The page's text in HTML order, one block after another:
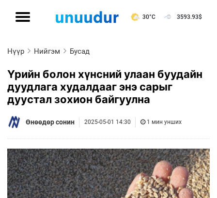
30°C 3593.93$
Нүүр Нийгэм Бусад
Үрийн болон хүнсний улаан буудайн
дуудлага худалдааг энэ сарыг
дуустал зохион байгуулна
Өнөөдөр сонин 2025-05-01 14:30 1 мин унших